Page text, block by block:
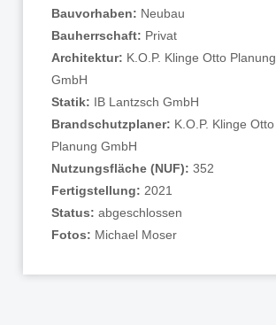
Bauvorhaben: Neubau
Bauherrschaft: Privat
Architektur: K.O.P. Klinge Otto Planung
GmbH
Statik: IB Lantzsch GmbH
Brandschutzplaner: K.O.P. Klinge Otto
Planung GmbH
Nutzungsfläche (NUF):352
Fertigstellung: 2021
Status:abgeschlossen
Fotos: Michael Moser